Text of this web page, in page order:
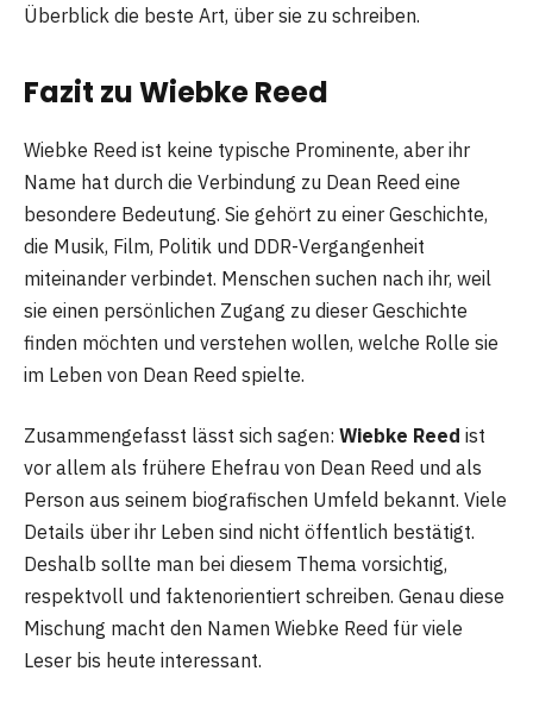
Überblick die beste Art, über sie zu schreiben.
Fazit zu Wiebke Reed
Wiebke Reed ist keine typische Prominente, aber ihr
Name hat durch die Verbindung zu Dean Reed eine
besondere Bedeutung. Sie gehört zu einer Geschichte,
die Musik, Film, Politik und DDR-Vergangenheit
miteinander verbindet. Menschen suchen nach ihr, weil
sie einen persönlichen Zugang zu dieser Geschichte
finden möchten und verstehen wollen, welche Rolle sie
im Leben von Dean Reed spielte.
Zusammengefasst lässt sich sagen: Wiebke Reed ist
vor allem als frühere Ehefrau von Dean Reed und als
Person aus seinem biografischen Umfeld bekannt. Viele
Details über ihr Leben sind nicht öffentlich bestätigt.
Deshalb sollte man bei diesem Thema vorsichtig,
respektvoll und faktenorientiert schreiben. Genau diese
Mischung macht den Namen Wiebke Reed für viele
Leser bis heute interessant.